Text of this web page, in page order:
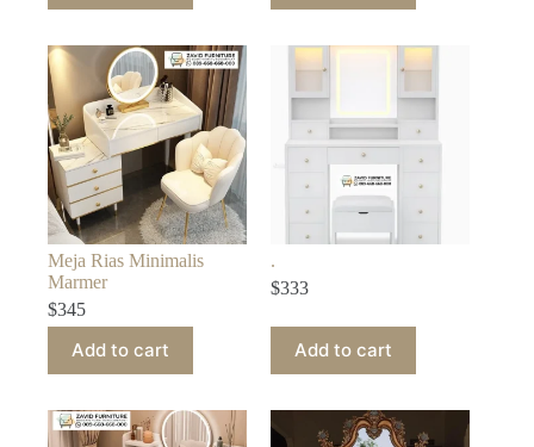
Meja Rias Minimalis
Marmer
$345
Add to cart
.
$333
Add to cart